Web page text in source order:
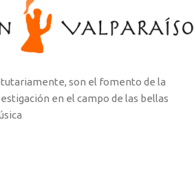
son el fomento de la
en el campo de las bellas